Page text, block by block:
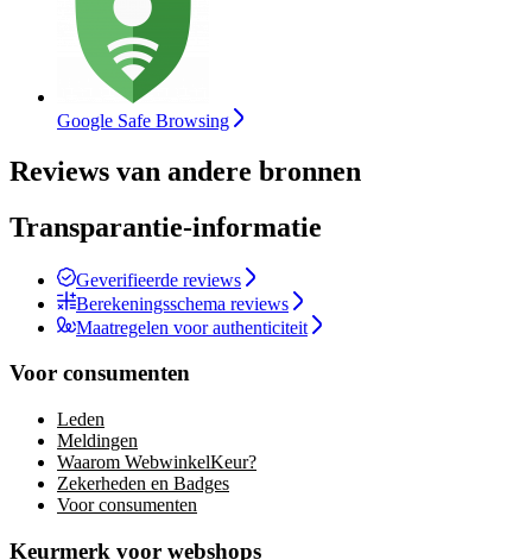
Google Safe Browsing
Reviews van andere bronnen
Transparantie-informatie
Geverifieerde reviews
Berekeningsschema reviews
Maatregelen voor authenticiteit
Voor consumenten
Leden
Meldingen
Waarom WebwinkelKeur?
Zekerheden en Badges
Voor consumenten
Keurmerk voor webshops